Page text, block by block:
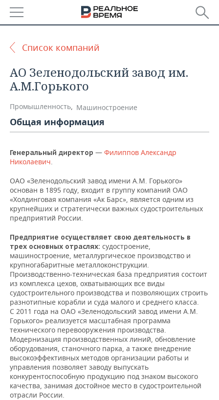
ТАТАРСТАН
УДМУРТИЯ
АНАЛИТИКА
НОВОСТИ АНАЛИТИКИ
ДЕКЛАРАЦИИ О ДОХОДАХ
КОРОЛИ ГОСЗАКАЗА ПФО
КОМУ ПРИНАДЛЕЖАТ
ТОРГОВЫЕ ЦЕНТРЫ
ТАТАРСТАНА
ЭКОНОМИКА
НОВОСТИ ЭКОНОМИКИ
БЮДЖЕТ
ИНВЕСТИЦИИ
ПРОМЫШЛЕННОСТЬ
ПРОМЫШЛЕННОСТИ
АГРОПРОМ
МАШИНОСТРОЕНИЕ
НЕФТЕХИМИЯ
НЕФТЬ
ОПК
ЭНЕРГЕТИКА
НЕДВИЖИМОСТЬ
НОВОСТИ АВТО
БИЗНЕС
НОВОСТИ БИЗНЕСА
РОЗНИЧНАЯ ТОРГОВЛЯ
ТРАНСПОРТ
УСЛУГИ
ТЕХНОЛОГИИ
НОВОСТИ ТЕХНОЛОГИЙ
IT
МЕДИА
ТЕЛЕКОММУНИКАЦИИ
МЕРОПРИЯТИЯ
НОВОСТИ МЕРОПРИЯТИЙ
ВЫЕЗДНАЯ РЕДАКЦИЯ
БИЗНЕС-БРАНЧИ
ONLINE-КОНФЕРЕНЦИИ
ОТКРЫТАЯ ЛЕКЦИЯ
СПОРТ
НОВОСТИ СПОРТА
ФУТБОЛ
ХОККЕЙ
БАСКЕТБОЛ
ВОЛЕЙБОЛ
КИБЕРСПОРТ
ОБЩЕСТВО
НОВОСТИ ОБЩЕСТВА
ВЛАСТЬ
ИНФРАСТРУКТУРА
ИСТОРИЯ
КУЛЬТУРА
ФОТОГАЛЕРЕЯ
СЮЖЕТЫ
СПРАВОЧНИК
СПИСОК ПЕРСОН
СПИСОК КОМПАНИЙ
ПОЛНАЯ ВЕРСИЯ
Список компаний
АО Зеленодольский завод им.
А.М.Горького
Промышленность, Машиностроение
Общая информация
Генеральный директор — Филиппов Александр
Николаевич
ОАО «Зеленодольский завод имени A.M. Горького»
основан в 1895 году, входит в группу компаний ОАО
«Холдинговая компания «Ак Барс», является одним из
крупнейших и стратегически важных судостроительных
предприятий России.
Предприятие осуществляет свою деятельность в
трех основных отраслях: судостроение,
машиностроение, металлургическое производство и
крупногабаритные металлоконструкции.
Производственно-техническая база предприятия состоит
из комплекса цехов, охватывающих все виды
судостроительного производства и позволяющих строить
разнотипные корабли и суда малого и среднего класса.
С 2011 года на ОАО «Зеленодольский завод имени А.М.
Горького» реализуется масштабная программа
технического перевооружения производства.
Модернизация производственных линий, обновление
оборудования, станочного парка, а также внедрение
высокоэффективных методов организации работы и
управления позволяет заводу выпускать
конкурентоспособную продукцию под знаком высокого
качества, занимая достойное место в судостроительной
отрасли России.